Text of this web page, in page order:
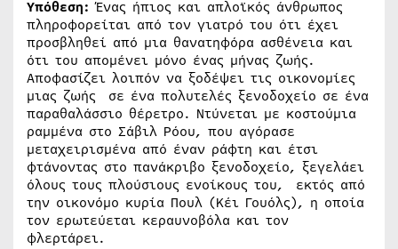
Υπόθεση:Ένας ήπιος και απλοϊκός άνθρωπος
πληροφορείται από τον γιατρό του ότι έχει
προσβληθεί από μια θανατηφόρα ασθένεια και
ότι του απομένει μόνο ένας μήνας ζωής.
Αποφασίζει λοιπόν να ξοδέψει τις οικονομίες
μιας ζωής σε ένα πολυτελές ξενοδοχείο σε ένα
παραθαλάσσιο θέρετρο. Ντύνεται με κοστούμια
ραμμένα στο Σάβιλ Ρόου, που αγόρασε
μεταχειρισμένα από έναν ράφτη και έτσι
φτάνοντας στο πανάκριβο ξενοδοχείο, ξεγελάει
όλους τους πλούσιους ενοίκους του, εκτός από
την οικονόμο κυρία Πουλ (Κέι Γουόλς), η οποία
τον ερωτεύεται κεραυνοβόλα και τον
φλερτάρει.